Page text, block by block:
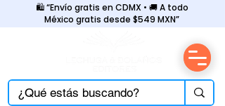
🛍️ “Envío gratis en CDMX • 🚚 A todo
México gratis desde $549 MXN”